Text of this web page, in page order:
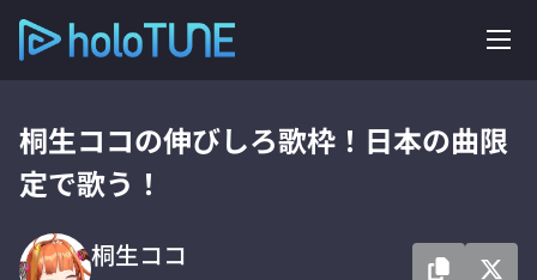
桐生ココの伸びしろ歌枠！日本の曲限
定で歌う！
桐生ココ